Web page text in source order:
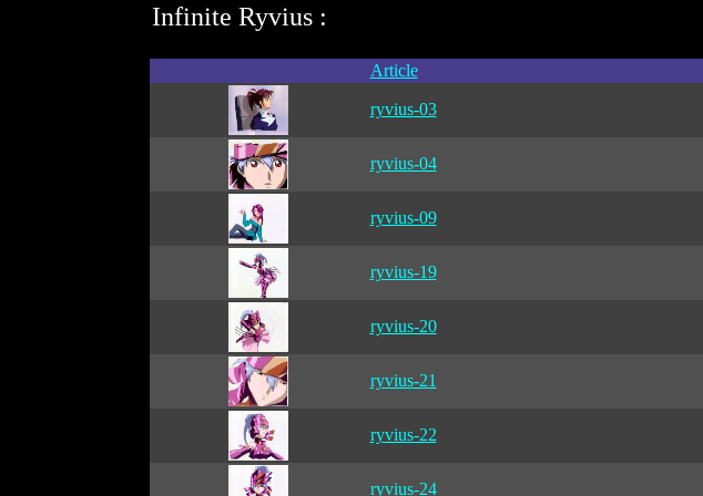
Infinite Ryvius :
Article
ryvius-03
ryvius-04
ryvius-09
ryvius-19
ryvius-20
ryvius-21
ryvius-22
ryvius-24